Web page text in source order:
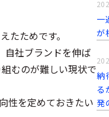
たためです。
自社ブランドを伸ば
むのが難しい現状で
性を定めておきたい
一
が
納
る
発